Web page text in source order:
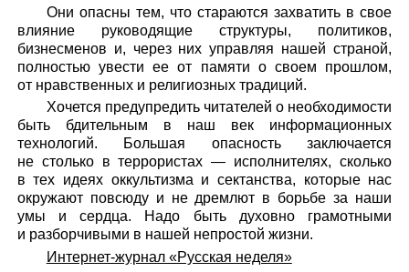
Они опасны тем, что стараются захватить в свое
влияние руководящие структуры, политиков,
бизнесменов и, через них управляя нашей страной,
полностью увести ее от памяти о своем прошлом,
от нравственных и религиозных традиций.
Хочется предупредить читателей о необходимости
быть бдительным в наш век информационных
технологий. Большая опасность заключается
не столько в террористах — исполнителях, сколько
в тех идеях оккультизма и сектанства, которые нас
окружают повсюду и не дремлют в борьбе за наши
умы и сердца. Надо быть духовно грамотными
и разборчивыми в нашей непростой жизни.
Интернет-журнал «Русская неделя»